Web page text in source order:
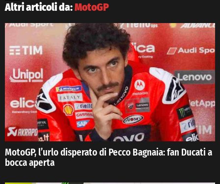
Altri articoli da:MotoGP
MotoGP, l’urlo disperato di Pecco Bagnaia: fan Ducati a
bocca aperta